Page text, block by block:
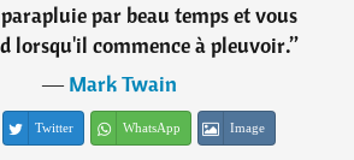
par beau temps et vous
lorsqu'il commence à pleuvoir.”
―Mark Twain
Twitter WhatsApp Image